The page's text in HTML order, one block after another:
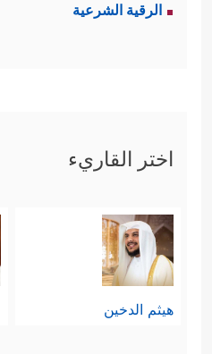
الرقية الشرعية
اختر القاريء
هيثم الدخين